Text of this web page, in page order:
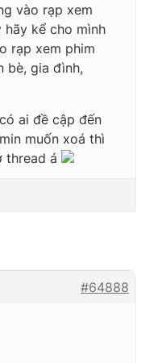
vào rạp xem
hãy kể cho mình
rạp xem phim
bè, gia đình,
ai đề cập đến
muốn xoá thì
thread á
#64888